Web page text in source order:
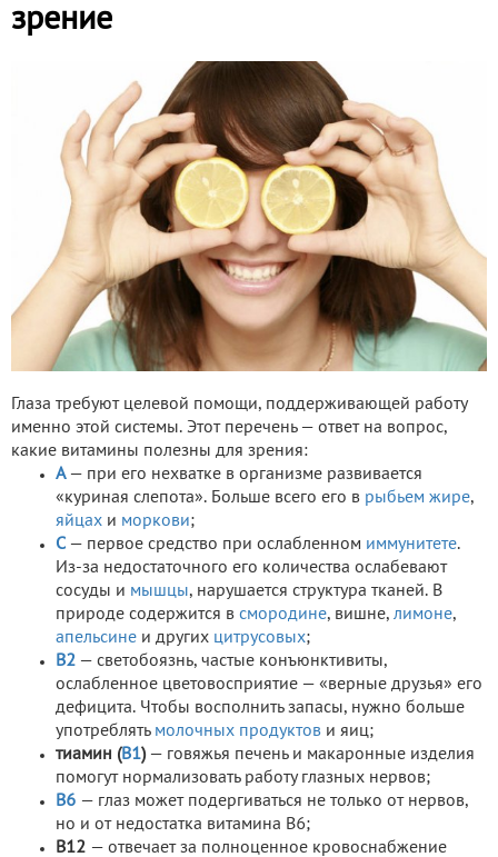
зрение
Глаза требуют целевой помощи, поддерживающей работу
именно этой системы. Этот перечень — ответ на вопрос,
какие витамины полезны для зрения:
А— при его нехватке в организме развивается
«куриная слепота». Больше всего его в рыбьем жире,
яйцах и моркови;
С — первое средство при ослабленном иммунитете.
Из-за недостаточного его количества ослабевают
сосуды и мышцы, нарушается структура тканей. В
природе содержится в смородине, вишне, лимоне,
апельсине и других цитрусовых;
В2 — светобоязнь, частые конъюнктивиты,
ослабленное цветовосприятие — «верные друзья» его
дефицита. Чтобы восполнить запасы, нужно больше
употреблять молочных продуктов и яиц;
тиамин (В1)— говяжья печень и макаронные изделия
помогут нормализовать работу глазных нервов;
В6 — глаз может подергиваться не только от нервов,
но и от недостатка витамина В6;
В12 — отвечает за полноценное кровоснабжение